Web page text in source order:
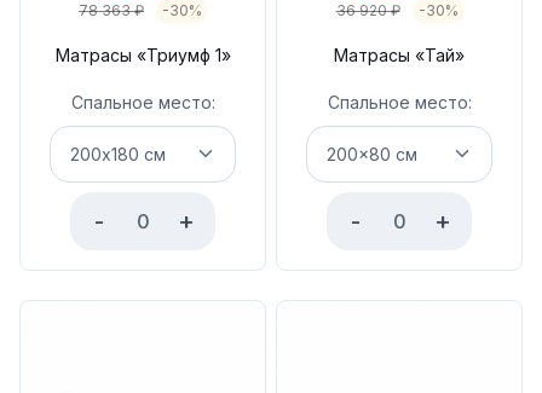
78 363₽ -30%
Матрасы «Триумф 1»
Спальное место:
- +
36 920₽ -30%
Матрасы «Тай»
Спальное место:
- +